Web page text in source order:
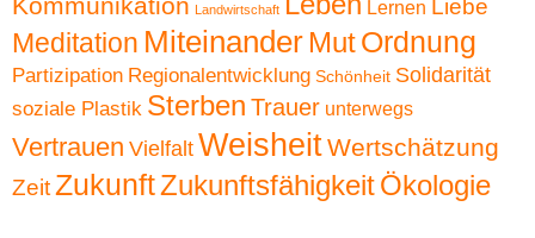
Landwirtschaft Lernen Liebe
Meditation Miteinander MutOrdnung
Partizipation Regionalentwicklung Schönheit Solidarität
soziale Plastik Sterben Trauer unterwegs
Vertrauen Vielfalt WeisheitWertschätzung
ZeitZukunftZukunftsfähigkeitÖkologie